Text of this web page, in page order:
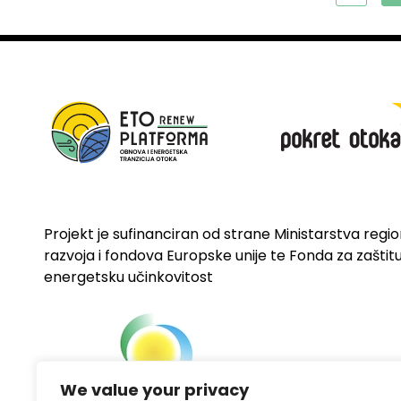
We value your privacy
Projekt je sufinanciran od strane Ministarstva
razvoja i fondova Europske unije te Fonda za
energetsku učinkovitost